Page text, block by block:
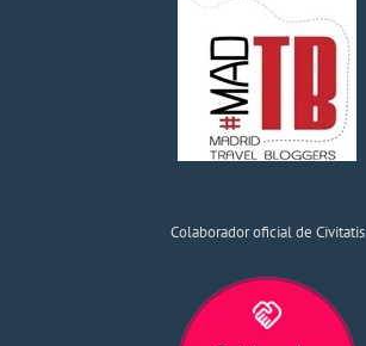
Colaborador oficial de Civitatis